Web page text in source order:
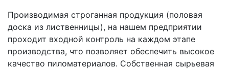
Производимая строганная продукция (половая
доска из лиственницы), на нашем предприятии
проходит входной контроль на каждом этапе
производства, что позволяет обеспечить высокое
качество пиломатериалов. Собственная сырьевая